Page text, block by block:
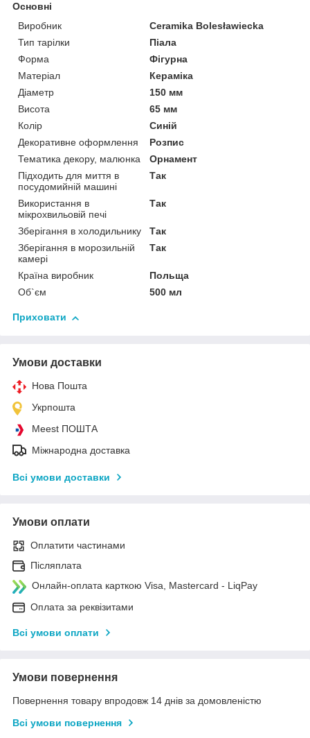
Основні
Виробник
Ceramika Bolesławiecka
Тип тарілки
Піала
Форма
Фігурна
Матеріал
Кераміка
Діаметр
150 мм
Висота
65 мм
Колір
Синій
Декоративне оформлення
Розпис
Тематика декору, малюнка
Орнамент
Підходить для миття в
посудомийній машині
Так
Використання в
мікрохвильовій печі
Так
Зберігання в холодильнику
Так
Зберігання в морозильній
камері
Так
Країна виробник
Польща
Об`єм
500 мл
Приховати
Умови доставки
Нова Пошта
Укрпошта
Meest ПОШТА
Міжнародна доставка
Всі умови доставки
Умови оплати
Оплатити частинами
Післяплата
Онлайн-оплата карткою Visa, Mastercard - LiqPay
Оплата за реквізитами
Всі умови оплати
Умови повернення
Повернення товару впродовж 14 днів за домовленістю
Всі умови повернення